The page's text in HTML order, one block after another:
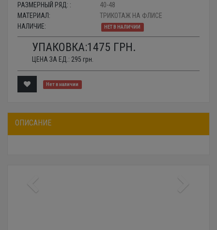
РАЗМЕРНЫЙ РЯД: :
40-48
МАТЕРИАЛ:
ТРИКОТАЖ НА ФЛИСЕ
НАЛИЧИЕ:
НЕТ В НАЛИЧИИ
УПАКОВКА:1475 ГРН.
ЦЕНА ЗА ЕД.: 295 грн.
Нет в наличии
ОПИСАНИЕ